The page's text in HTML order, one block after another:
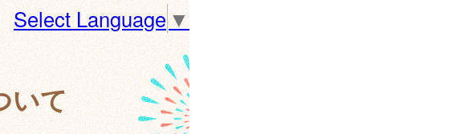
Select Language▼
いて